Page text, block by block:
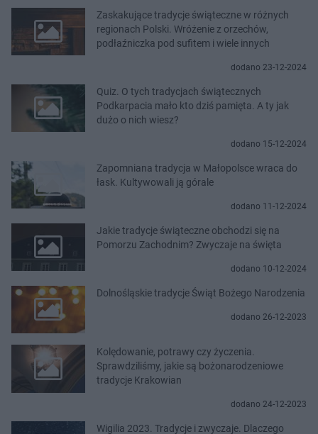
Zaskakujące tradycje świąteczne w różnych
regionach Polski. Wróżenie z orzechów,
podłaźniczka pod sufitem i wiele innych
dodano 23-12-2024
Quiz. O tych tradycjach świątecznych
Podkarpacia mało kto dziś pamięta. A ty jak
dużo o nich wiesz?
dodano 15-12-2024
Zapomniana tradycja w Małopolsce wraca do
łask. Kultywowali ją górale
dodano 11-12-2024
Jakie tradycje świąteczne obchodzi się na
Pomorzu Zachodnim? Zwyczaje na święta
dodano 10-12-2024
Dolnośląskie tradycje Świąt Bożego Narodzenia
dodano 26-12-2023
Kolędowanie, potrawy czy życzenia.
Sprawdziliśmy, jakie są bożonarodzeniowe
tradycje Krakowian
dodano 24-12-2023
Wigilia 2023. Tradycje i zwyczaje. Dlaczego